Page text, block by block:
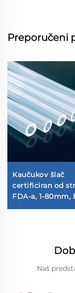
Preporučeni
Kaučukov šlač
certificiran od
FDA-a, 1-80mm,
BPA, fleksibilan,
Naš